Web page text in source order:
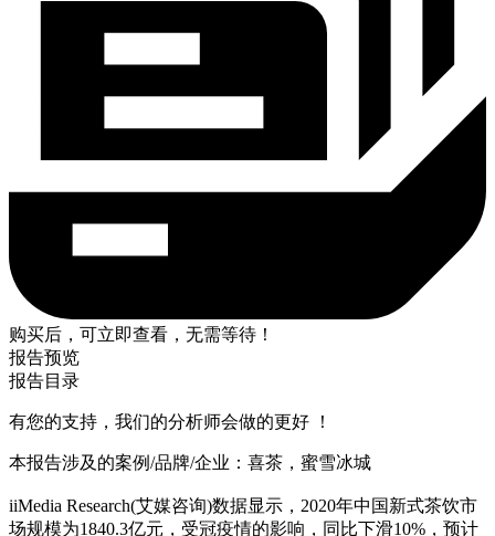
购买后，可立即查看，无需等待！
报告预览
报告目录
有您的支持，我们的分析师会做的更好 ！
本报告涉及的案例/品牌/企业：喜茶，蜜雪冰城
iiMedia Research(艾媒咨询)数据显示，2020年中国新式茶饮市
场规模为1840.3亿元，受冠疫情的影响，同比下滑10%，预计